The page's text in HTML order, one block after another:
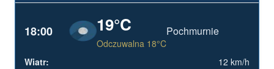
18:00 19°C
Odczuwalna 18°C
Pochmurnie
12 km/h